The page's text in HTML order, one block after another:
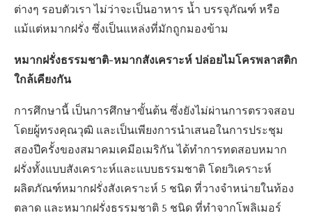
ต่างๆ รอบตัวเรา ไม่ว่าจะเป็นอาหาร น้ำ บรรจุภัณฑ์ หรือ
แม้แต่หมากฝรั่ง ซึ่งเป็นแหล่งที่มักถูกมองข้าม
หมากฝรั่งธรรมชาติ-หมากสังเคราะห์ ปล่อยไมโครพลาสติก
ใกล้เคียงกัน
การศึกษานี้ เป็นการศึกษาขั้นต้น ซึ่งยังไม่ผ่านการตรวจสอบ
โดยผู้ทรงคุณวุฒิ และเป็นเพียงการนำเสนอในการประชุม
สองปีครั้งของสมาคมเคมีอเมริกัน ได้ทำการทดสอบหมาก
ฝรั่งทั้งแบบสังเคราะห์และแบบธรรมชาติ โดยวิเคราะห์
ผลิตภัณฑ์หมากฝรั่งสังเคราะห์ 5 ชนิด ที่วางจำหน่ายในท้อง
ตลาด และหมากฝรั่งธรรมชาติ 5 ชนิด ที่ทำจากโพลิเมอร์